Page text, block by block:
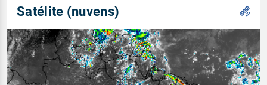
Satélite (nuvens)